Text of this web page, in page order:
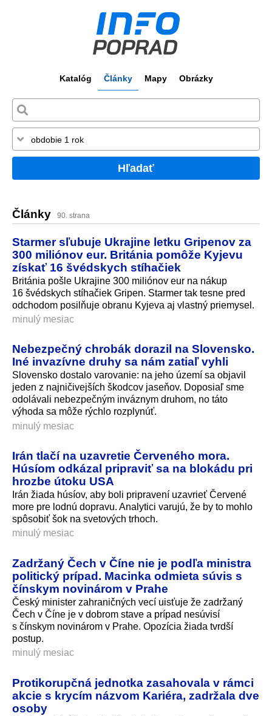
Katalóg Články Mapy Obrázky
Hľadať
Články 90. strana
Starmer sľubuje Ukrajine letku Gripenov za
300 miliónov eur. Británia pomôže Kyjevu
získať 16 švédskych stíhačiek
Británia pošle Ukrajine 300 miliónov eur na nákup
16 švédskych stíhačiek Gripen. Starmer tak tesne pred
odchodom posilňuje obranu Kyjeva aj vlastný priemysel.
minulý mesiac
Nebezpečný chrobák dorazil na Slovensko.
Iné invazívne druhy sa nám zatiaľ vyhli
Slovensko dostalo varovanie: na jeho území sa objavil
jeden z najničivejších škodcov jaseňov. Doposiaľ sme
odolávali nebezpečným inváznym druhom, no táto
výhoda sa môže rýchlo rozplynúť.
minulý mesiac
Irán tlačí na uzavretie Červeného mora.
Húsíom odkázal pripraviť sa na blokádu pri
hrozbe útoku USA
Irán žiada húsíov, aby boli pripravení uzavrieť Červené
more pre lodnú dopravu. Analytici varujú, že by to mohlo
spôsobiť šok na svetových trhoch.
minulý mesiac
Zadržaný Čech v Číne nie je podľa ministra
politický prípad. Macinka odmieta súvis s
čínskym novinárom v Prahe
Český minister zahraničných vecí uisťuje že zadržaný
Čech v Číne je v dobrom stave a prípad nesúvisí
s čínskym novinárom v Prahe. Opozícia žiada tvrdší
postup.
minulý mesiac
Protikorupčná jednotka zasahovala v rámci
akcie s krycím názvom Kariéra, zadržala dve
osoby